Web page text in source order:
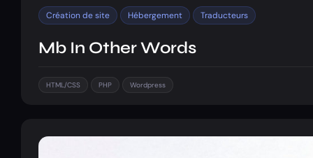
Création de site Hébergement Traducteurs
Mb In Other Words
HTML/CSS PHP Wordpress